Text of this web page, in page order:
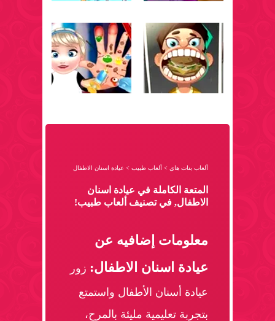
ألعاب بنات هاي > ألعاب طبيب > عيادة اسنان الاطفال
المتعة الكاملة في عيادة اسنان
الاطفال, في تصنيف ألعاب طبيب!
معلومات إضافيه عن
عيادة اسنان الاطفال: زور
عيادة أسنان الأطفال واستمتع
بتجربة تعليمية مليئة بالمرح،